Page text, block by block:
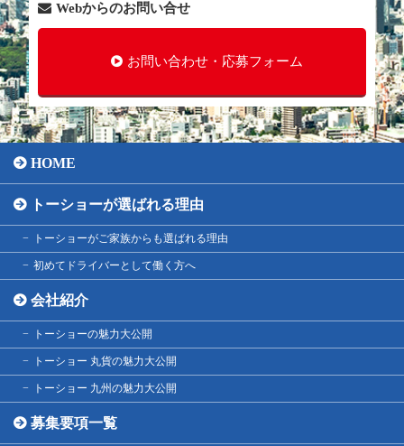
Webからのお問い合せ
お問い合わせ・応募フォーム
HOME
トーショーが選ばれる理由
トーショーがご家族からも選ばれる理由
初めてドライバーとして働く方へ
会社紹介
トーショーの魅力大公開
トーショー 丸貨の魅力大公開
トーショー 九州の魅力大公開
募集要項一覧